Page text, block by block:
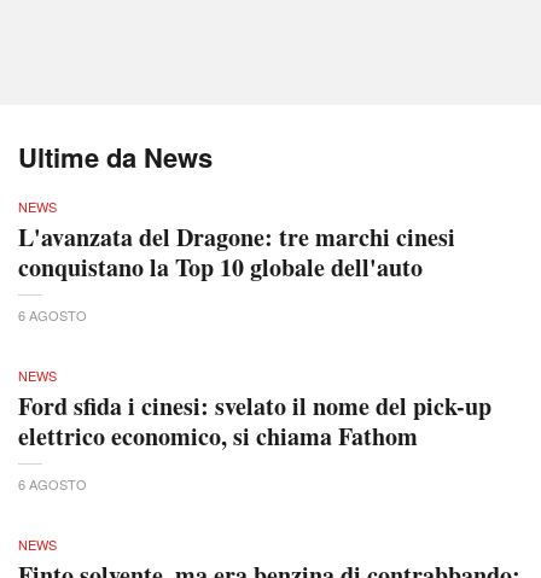
Ultime da News
NEWS
L'avanzata del Dragone: tre marchi cinesi
conquistano la Top 10 globale dell'auto
6 AGOSTO
NEWS
Ford sfida i cinesi: svelato il nome del pick-up
elettrico economico, si chiama Fathom
6 AGOSTO
NEWS